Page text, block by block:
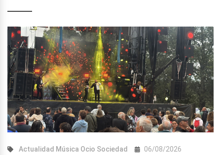
Actualidad Música Ocio Sociedad 06/08/2026